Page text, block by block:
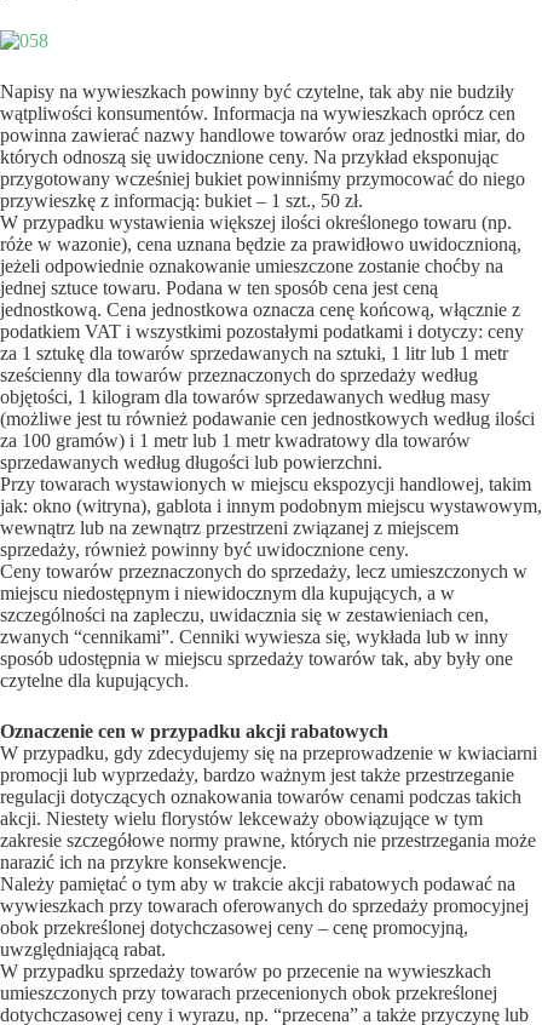
Napisy na wywieszkach powinny być czytelne, tak aby nie budziły
wątpliwości konsumentów. Informacja na wywieszkach oprócz cen
powinna zawierać nazwy handlowe towarów oraz jednostki miar, do
których odnoszą się uwidocznione ceny. Na przykład eksponując
przygotowany wcześniej bukiet powinniśmy przymocować do niego
przywieszkę z informacją: bukiet – 1 szt., 50 zł.
W przypadku wystawienia większej ilości określonego towaru (np.
róże w wazonie), cena uznana będzie za prawidłowo uwidocznioną,
jeżeli odpowiednie oznakowanie umieszczone zostanie choćby na
jednej sztuce towaru. Podana w ten sposób cena jest ceną
jednostkową. Cena jednostkowa oznacza cenę końcową, włącznie z
podatkiem VAT i wszystkimi pozostałymi podatkami i dotyczy: ceny
za 1 sztukę dla towarów sprzedawanych na sztuki, 1 litr lub 1 metr
sześcienny dla towarów przeznaczonych do sprzedaży według
objętości, 1 kilogram dla towarów sprzedawanych według masy
(możliwe jest tu również podawanie cen jednostkowych według ilości
za 100 gramów) i 1 metr lub 1 metr kwadratowy dla towarów
sprzedawanych według długości lub powierzchni.
Przy towarach wystawionych w miejscu ekspozycji handlowej, takim
jak: okno (witryna), gablota i innym podobnym miejscu wystawowym,
wewnątrz lub na zewnątrz przestrzeni związanej z miejscem
sprzedaży, również powinny być uwidocznione ceny.
Ceny towarów przeznaczonych do sprzedaży, lecz umieszczonych w
miejscu niedostępnym i niewidocznym dla kupujących, a w
szczególności na zapleczu, uwidacznia się w zestawieniach cen,
zwanych “cennikami”. Cenniki wywiesza się, wykłada lub w inny
sposób udostępnia w miejscu sprzedaży towarów tak, aby były one
czytelne dla kupujących.
Oznaczenie cen w przypadku akcji rabatowych
W przypadku, gdy zdecydujemy się na przeprowadzenie w kwiaciarni
promocji lub wyprzedaży, bardzo ważnym jest także przestrzeganie
regulacji dotyczących oznakowania towarów cenami podczas takich
akcji. Niestety wielu florystów lekceważy obowiązujące w tym
zakresie szczegółowe normy prawne, których nie przestrzegania może
narazić ich na przykre konsekwencje.
Należy pamiętać o tym aby w trakcie akcji rabatowych podawać na
wywieszkach przy towarach oferowanych do sprzedaży promocyjnej
obok przekreślonej dotychczasowej ceny – cenę promocyjną,
uwzględniającą rabat.
W przypadku sprzedaży towarów po przecenie na wywieszkach
umieszczonych przy towarach przecenionych obok przekreślonej
dotychczasowej ceny i wyrazu, np. “przecena” a także przyczynę lub